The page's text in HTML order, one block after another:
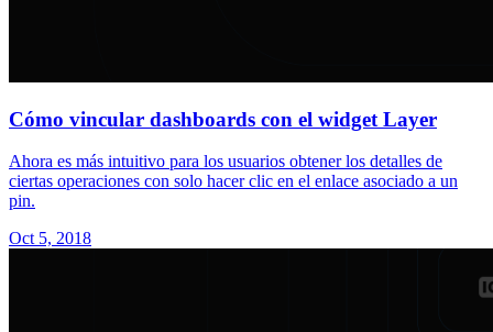
Cómo vincular dashboards con el widget Layer
Ahora es más intuitivo para los usuarios obtener los detalles de
ciertas operaciones con solo hacer clic en el enlace asociado a un
pin.
Oct 5, 2018